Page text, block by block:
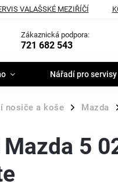
VALAŠSKÉ MEZIŘÍČÍ
Zákaznická podpora:
721 682 543
Nářadí pro servisy
nosiče a koše / Mazda /
5